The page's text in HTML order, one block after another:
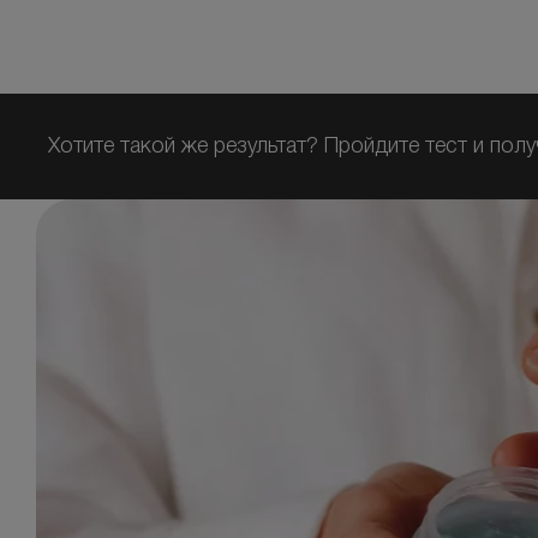
Хотите такой же результат? Пройдите тест и